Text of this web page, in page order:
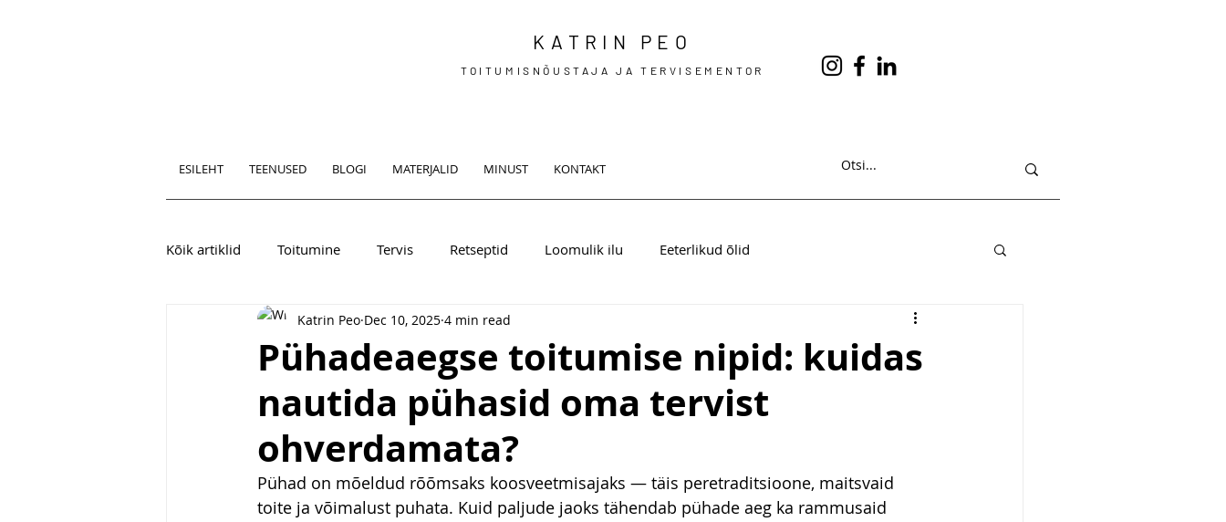
KATRIN PEO
TOITUMISNÕUSTAJA JA TERVISEMENTOR
ESILEHT TEENUSED BLOGI MATERJALID MINUST KONTAKT
Kõik artiklid Toitumine Tervis Retseptid Loomulik ilu Eeterlikud õlid
Pühadeaegse toitumise nipid: kuidas
nautida pühasid oma tervist
ohverdamata?
Katrin Peo Dec 10, 2025 4 min read
Pühad on mõeldud rõõmsaks koosveetmisajaks — täis peretraditsioone, maitsvaid
toite ja võimalust puhata. Kuid paljude jaoks tähendab pühade aeg ka rammusaid